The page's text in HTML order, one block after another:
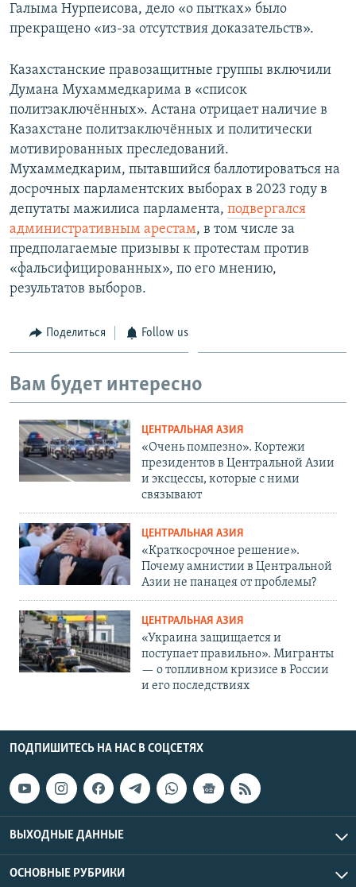
Галыма Нурпеисова, дело «о пытках» было
прекращено «из-за отсутствия доказательств».
Казахстанские правозащитные группы включили
Думана Мухаммедкарима в «список
политзаключённых». Астана отрицает наличие в
Казахстане политзаключённых и политически
мотивированных преследований.
Мухаммедкарим, пытавшийся баллотироваться на
досрочных парламентских выборах в 2023 году в
депутаты мажилиса парламента, подвергался
административным арестам, в том числе за
предполагаемые призывы к протестам против
«фальсифицированных», по его мнению,
результатов выборов.
Поделиться Follow us
Вам будет интересно
ЦЕНТРАЛЬНАЯ АЗИЯ
«Очень помпезно». Кортежи
президентов в Центральной Азии
и эксцессы, которые с ними
связывают
ЦЕНТРАЛЬНАЯ АЗИЯ
«Краткосрочное решение».
Почему амнистии в Центральной
Азии не панацея от проблемы?
ЦЕНТРАЛЬНАЯ АЗИЯ
«Украина защищается и
поступает правильно». Мигранты
— о топливном кризисе в России
и его последствиях
ПОДПИШИТЕСЬ НА НАС В СОЦСЕТЯХ
ВЫХОДНЫЕ ДАННЫЕ
ОСНОВНЫЕ РУБРИКИ